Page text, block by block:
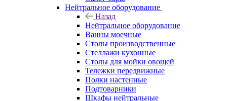
Нейтральное оборудование
Назад
Нейтральное оборудование
Ванны моечные
Столы производственные
Стеллажи кухонные
Столы для мойки овощей
Тележки передвижные
Полки настенные
Подтоварники
Шкафы нейтральные